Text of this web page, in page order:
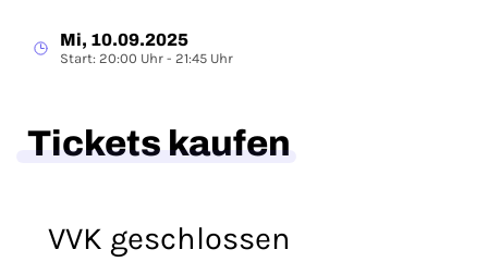
Mi, 10.09.2025
Start: 20:00 Uhr - 21:45 Uhr
Tickets kaufen
VVK geschlossen